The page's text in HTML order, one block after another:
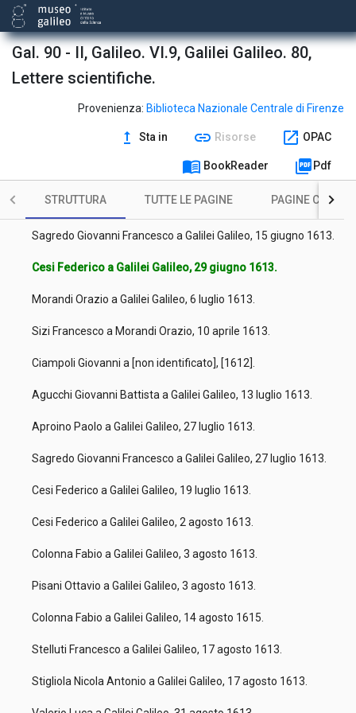
Gal. 90 - II, Galileo. VI.9, Galilei Galileo. 80,
Lettere scientifiche.
Provenienza: Biblioteca Nazionale Centrale di Firenze
upgrade Sta in link Risorse open_in_new OPAC
menu_book BookReader picture_as_pdf Pdf
STRUTTURA TUTTE LE PAGINE PAGINE CON
Magini Giovanni Antonio a Galilei Galileo, 30 aprile 1613.
Sagredo Giovanni Francesco a Galilei Galileo, 9 maggio 1613.
Cesi Federico a Galilei Galileo, 11 maggio 1613.
Bardi Giovanni a Galilei Galileo, 24 maggio 1613.
Cesi Federico a Galilei Galileo, 30 maggio 1613.
Aproino Paolo a Galilei Galileo, 1 giugno 1613.
Agucchi Giovanni Battista a Galilei Galileo, 8 giugno 1613.
Sagredo Giovanni Francesco a Galilei Galileo, 15 giugno 1613.
Cesi Federico a Galilei Galileo, 29 giugno 1613.
Morandi Orazio a Galilei Galileo, 6 luglio 1613.
Sizi Francesco a Morandi Orazio, 10 aprile 1613.
Ciampoli Giovanni a [non identificato], [1612].
Agucchi Giovanni Battista a Galilei Galileo, 13 luglio 1613.
Aproino Paolo a Galilei Galileo, 27 luglio 1613.
Sagredo Giovanni Francesco a Galilei Galileo, 27 luglio 1613.
Cesi Federico a Galilei Galileo, 19 luglio 1613.
Cesi Federico a Galilei Galileo, 2 agosto 1613.
Colonna Fabio a Galilei Galileo, 3 agosto 1613.
Pisani Ottavio a Galilei Galileo, 3 agosto 1613.
Colonna Fabio a Galilei Galileo, 14 agosto 1615.
Stelluti Francesco a Galilei Galileo, 17 agosto 1613.
Stigliola Nicola Antonio a Galilei Galileo, 17 agosto 1613.